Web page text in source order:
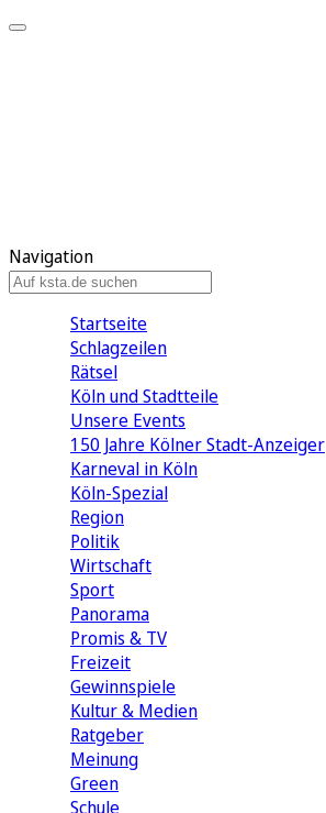
Navigation
Startseite
Schlagzeilen
Rätsel
Köln und Stadtteile
Unsere Events
150 Jahre Kölner Stadt-Anzeiger
Karneval in Köln
Köln-Spezial
Region
Politik
Wirtschaft
Sport
Panorama
Promis & TV
Freizeit
Gewinnspiele
Kultur & Medien
Ratgeber
Meinung
Green
Schule